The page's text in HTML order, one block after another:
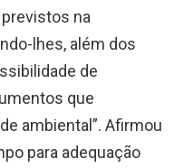
na
lhes, além dos
de
que
ambiental”. Afirmou
para adequação